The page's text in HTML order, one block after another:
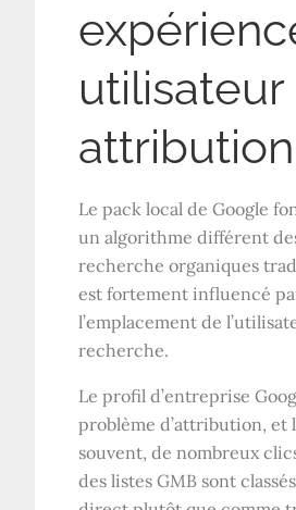
attribution
Le pack local de Google
un algorithme différent
recherche organiques
est fortement influencé
l’emplacement de
recherche.
Le profil d’entreprise
problème d’attribution, et
souvent, de nombreux
des listes GMB sont